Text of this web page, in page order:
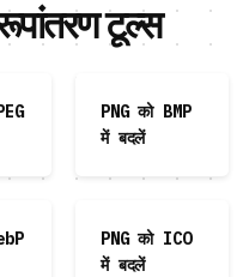
टूल्स
PNG को BMP
में बदलें
PNG को ICO
में बदलें